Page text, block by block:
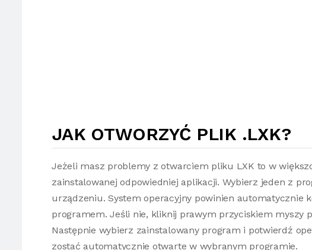
JAK OTWORZYĆ PLIK .LXK?
Jeżeli masz problemy z otwarciem pliku LXK to w
zainstalowanej odpowiedniej aplikacji. Wybierz jeden z
urządzeniu. System operacyjny powinien automatycznie
programem. Jeśli nie, kliknij prawym przyciskiem myszy
Następnie wybierz zainstalowany program i potwierdź
zostać automatycznie otwarte w wybranym programie.